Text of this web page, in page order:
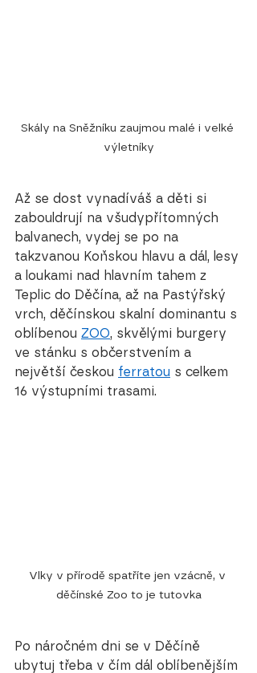
Skály na Sněžníku zaujmou malé i velké
výletníky
Až se dost vynadíváš a děti si
zabouldrují na všudypřítomných
balvanech, vydej se po na
takzvanou Koňskou hlavu a dál, lesy
a loukami nad hlavním tahem z
Teplic do Děčína, až na Pastýřský
vrch, děčínskou skalní dominantu s
oblíbenou ZOO, skvělými burgery
ve stánku s občerstvením a
největší českou ferratou s celkem
16 výstupními trasami.
Vlky v přírodě spatříte jen vzácně, v
děčínské Zoo to je tutovka
Po náročném dni se v Děčíně
ubytuj třeba v čím dál oblíbenějším